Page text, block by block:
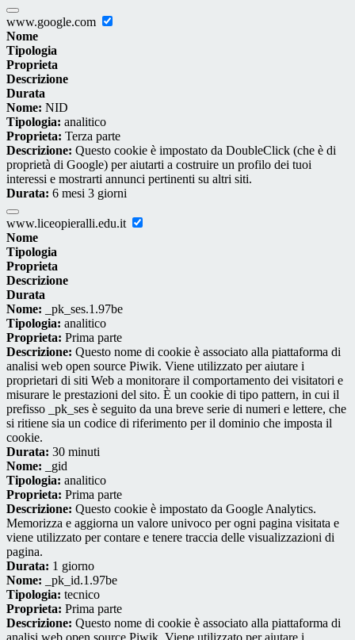
www.google.com
Nome
Tipologia
Proprieta
Descrizione
Durata
Nome: NID
Tipologia: analitico
Proprieta: Terza parte
Descrizione: Questo cookie è impostato da DoubleClick (che è di
proprietà di Google) per aiutarti a costruire un profilo dei tuoi
interessi e mostrarti annunci pertinenti su altri siti.
Durata: 6 mesi 3 giorni
www.liceopieralli.edu.it
Nome
Tipologia
Proprieta
Descrizione
Durata
Nome: _pk_ses.1.97be
Tipologia: analitico
Proprieta: Prima parte
Descrizione: Questo nome di cookie è associato alla piattaforma di
analisi web open source Piwik. Viene utilizzato per aiutare i
proprietari di siti Web a monitorare il comportamento dei visitatori e
misurare le prestazioni del sito. È un cookie di tipo pattern, in cui il
prefisso _pk_ses è seguito da una breve serie di numeri e lettere, che
si ritiene sia un codice di riferimento per il dominio che imposta il
cookie.
Durata: 30 minuti
Nome: _gid
Tipologia: analitico
Proprieta: Prima parte
Descrizione: Questo cookie è impostato da Google Analytics.
Memorizza e aggiorna un valore univoco per ogni pagina visitata e
viene utilizzato per contare e tenere traccia delle visualizzazioni di
pagina.
Durata: 1 giorno
Nome: _pk_id.1.97be
Tipologia: tecnico
Proprieta: Prima parte
Descrizione: Questo nome di cookie è associato alla piattaforma di